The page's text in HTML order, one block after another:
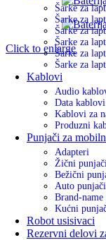
Šarke za
Šarke za
Šarke za
Šarke za
Šarke za
Šarke za
Kablovi
Audio
Data kablovi
Kablovi za
Produzni
Punjači za
Adapteri
Žični
Bežični
Auto punjači
Brand-
Kućni
Robot usisivaci
Rezervni delovi
Click to enlarge